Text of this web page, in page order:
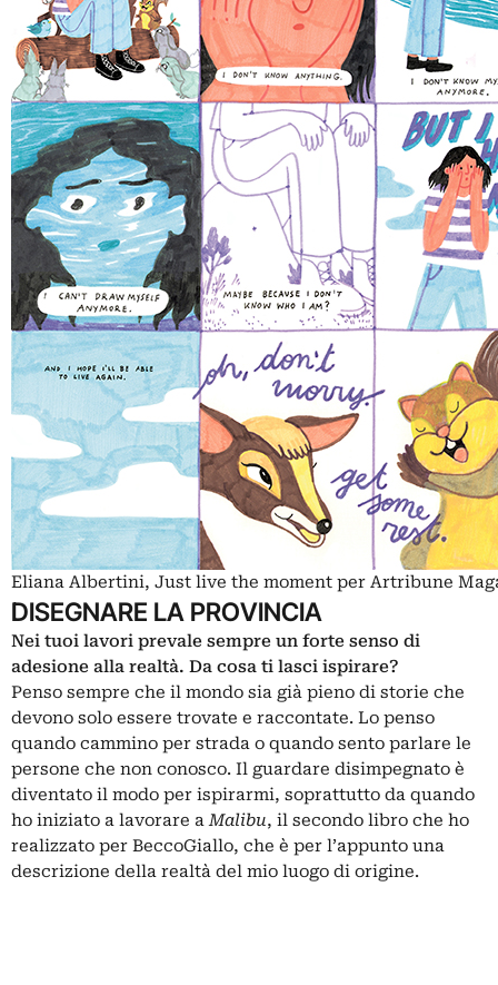
Eliana Albertini, Just live the moment per Artribune
DISEGNARE LA PROVINCIA
Nei tuoi lavori prevale sempre un forte senso di
adesione alla realtà. Da cosa ti lasci ispirare?
Penso sempre che il mondo sia già pieno di storie che
devono solo essere trovate e raccontate. Lo penso
quando cammino per strada o quando sento parlare le
persone che non conosco. Il guardare disimpegnato è
diventato il modo per ispirarmi, soprattutto da quando
ho iniziato a lavorare aMalibu, il secondo libro che ho
realizzato per BeccoGiallo, che è per l’appunto una
descrizione della realtà del mio luogo di origine.